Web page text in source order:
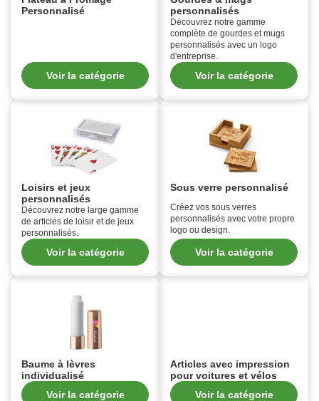
Personnalisé
Voir la catégorie
personnalisés
Découvrez notre gamme
complète de gourdes et mugs
personnalisés avec un logo
d'entreprise.
Voir la catégorie
Loisirs et jeux
personnalisés
Découvrez notre large gamme
de articles de loisir et de jeux
personnalisés.
Voir la catégorie
Sous verre personnalisé
Créez vos sous verres
personnalisés avec votre propre
logo ou design.
Voir la catégorie
Baume à lèvres
individualisé
Voir la catégorie
Articles avec impression
pour voitures et vélos
Voir la catégorie